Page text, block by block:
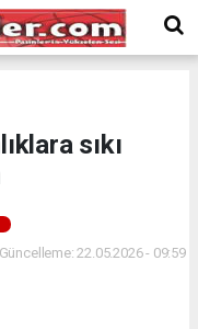
sıkı
22.05.2026 - 09:59